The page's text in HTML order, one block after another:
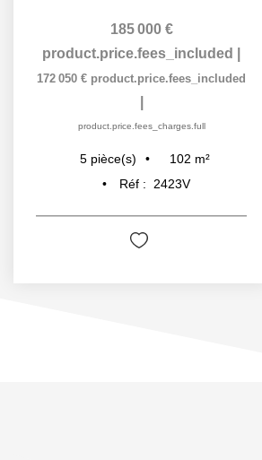
185 000 €
product.price.fees_included
172 050 € product.price.fees_included
product.price.fees_charges.full
5 pièce(s) 102 m²
Réf :
2423V